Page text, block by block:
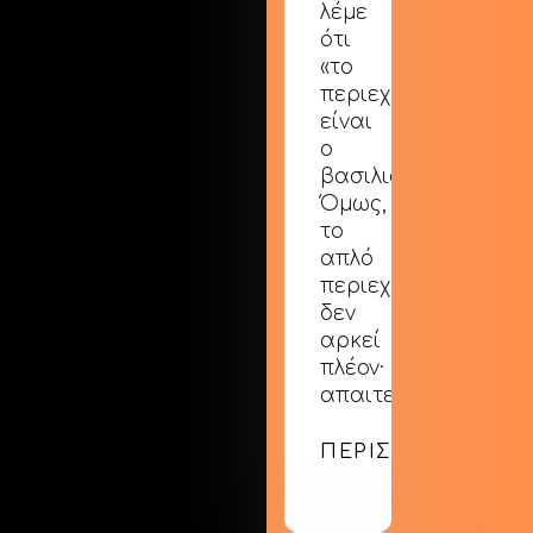
λέμε
ότι
«το
περιεχόμενο
είναι
ο
βασιλιάς».
Όμως,
το
απλό
περιεχόμενο
δεν
αρκεί
πλέον·
απαιτείται…
ΠΕΡΙΣΣΟΤΕΡΑ